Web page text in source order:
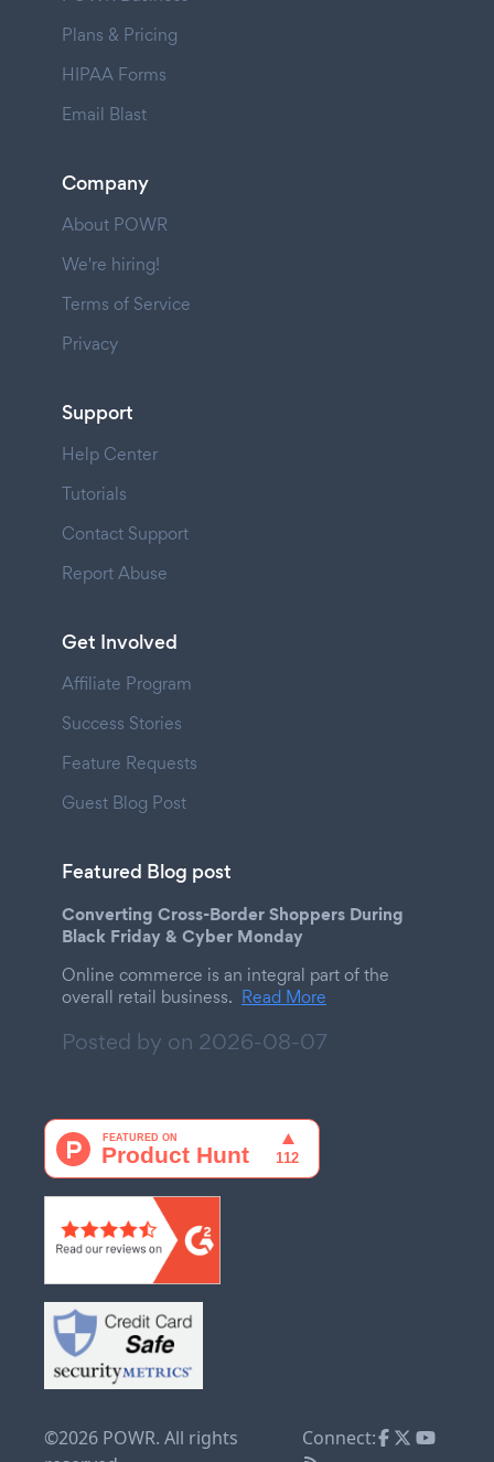
Plans & Pricing
HIPAA Forms
Email Blast
Company
About POWR
We're hiring!
Terms of Service
Privacy
Support
Help Center
Tutorials
Contact Support
Report Abuse
Get Involved
Affiliate Program
Success Stories
Feature Requests
Guest Blog Post
Featured Blog post
Converting Cross-Border Shoppers During
Black Friday & Cyber Monday
Online commerce is an integral part of the
overall retail business. Read More
Posted by on 2026-08-07
©2026 POWR. All rights
Connect: